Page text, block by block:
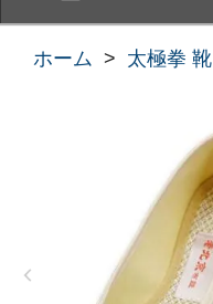
ホーム > 太極拳 靴